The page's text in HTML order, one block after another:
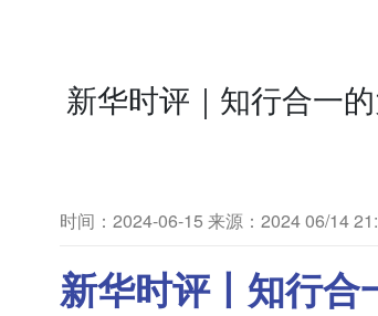
新华时评｜知行合一
时间：2024-06-15 来源：2024 06/14
新华时评丨知行